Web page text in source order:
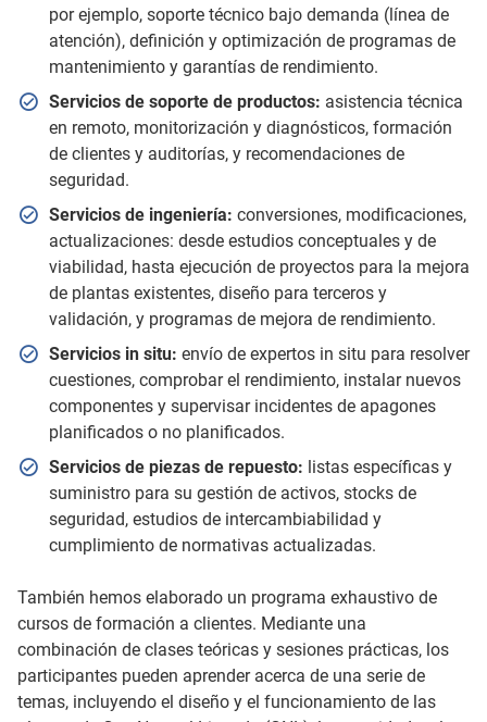
por ejemplo, soporte técnico bajo demanda (línea de
atención), definición y optimización de programas de
mantenimiento y garantías de rendimiento.
Servicios de soporte de productos: asistencia técnica
en remoto, monitorización y diagnósticos, formación
de clientes y auditorías, y recomendaciones de
seguridad.
Servicios de ingeniería: conversiones, modificaciones,
actualizaciones: desde estudios conceptuales y de
viabilidad, hasta ejecución de proyectos para la mejora
de plantas existentes, diseño para terceros y
validación, y programas de mejora de rendimiento.
Servicios in situ: envío de expertos in situ para resolver
cuestiones, comprobar el rendimiento, instalar nuevos
componentes y supervisar incidentes de apagones
planificados o no planificados.
Servicios de piezas de repuesto: listas específicas y
suministro para su gestión de activos, stocks de
seguridad, estudios de intercambiabilidad y
cumplimiento de normativas actualizadas.
También hemos elaborado un programa exhaustivo de
cursos de formación a clientes. Mediante una
combinación de clases teóricas y sesiones prácticas, los
participantes pueden aprender acerca de una serie de
temas, incluyendo el diseño y el funcionamiento de las